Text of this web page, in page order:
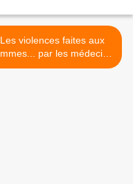
Les violences faites aux
par les médecins
>